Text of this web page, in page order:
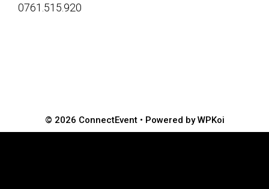
0761.515.920
© 2026 ConnectEvent• Powered byWPKoi